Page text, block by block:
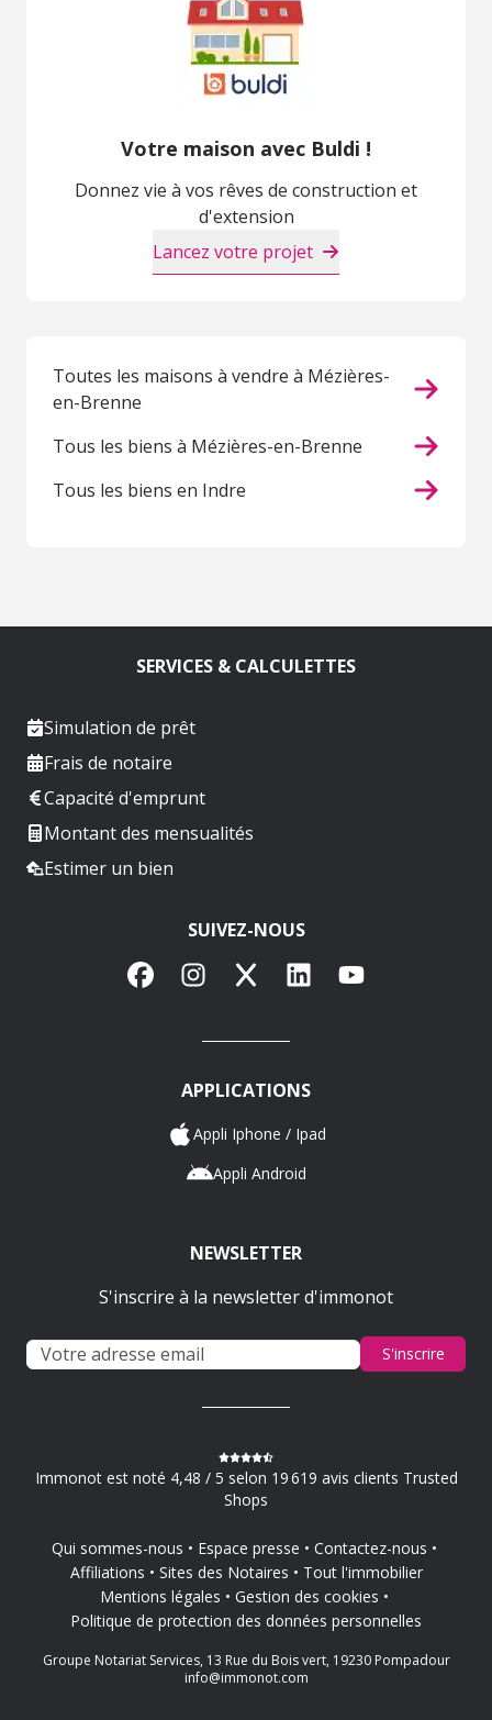
Votre maison avec Buldi !
Donnez vie à vos rêves de construction et
d'extension
Lancez votre projet
Toutes les maisons à vendre à Mézières-
en-Brenne
Tous les biens à Mézières-en-Brenne
Tous les biens en Indre
SERVICES & CALCULETTES
Simulation de prêt
Frais de notaire
Capacité d'emprunt
Montant des mensualités
Estimer un bien
SUIVEZ-NOUS
FacebookInstagram
X LinkedInYouTube
APPLICATIONS
Appli Iphone / Ipad
Appli Android
NEWSLETTER
S'inscrire à la newsletter d'immonot
S'inscrire
Immonot est noté 4,48 / 5 selon 19 619 avis clients Trusted
Shops
Qui sommes-nous Espace presse
Contactez-nous
Affiliations
Sites des Notaires
Tout l'immobilier
Mentions légales
Gestion des cookies
Politique de protection des données personnelles
Groupe Notariat Services, 13 Rue du Bois vert, 19230 Pompadour
info@immonot.com